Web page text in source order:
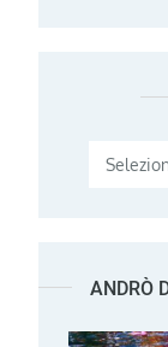
Categorie
ANDRÒ